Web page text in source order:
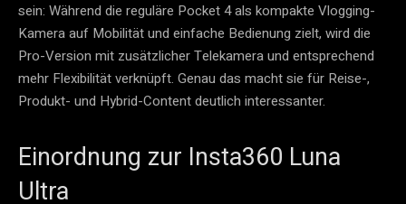
sein: Während die reguläre Pocket 4 als kompakte Vlogging-
Kamera auf Mobilität und einfache Bedienung zielt, wird die
Pro-Version mit zusätzlicher Telekamera und entsprechend
mehr Flexibilität verknüpft. Genau das macht sie für Reise-,
Produkt- und Hybrid-Content deutlich interessanter.
Einordnung zur Insta360 Luna
Ultra